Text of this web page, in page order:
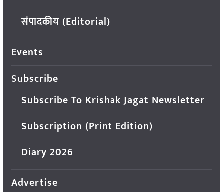
संपादकीय (Editorial)
Events
Subscribe
Subscribe To Krishak Jagat Newsletter
Subscription (Print Edition)
Diary 2026
Advertise